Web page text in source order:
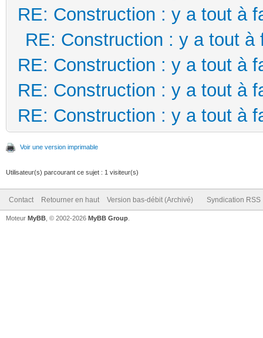
RE: Construction : y a tout à
RE: Construction : y a tout à
RE: Construction : y a tout à
RE: Construction : y a tout à
RE: Construction : y a tout à
Voir une version imprimable
Utilisateur(s) parcourant ce sujet : 1 visiteur(s)
Contact Retourner en haut Version bas-débit (Archivé) Syndication RSS
Moteur MyBB , © 2002-2026 MyBB Group